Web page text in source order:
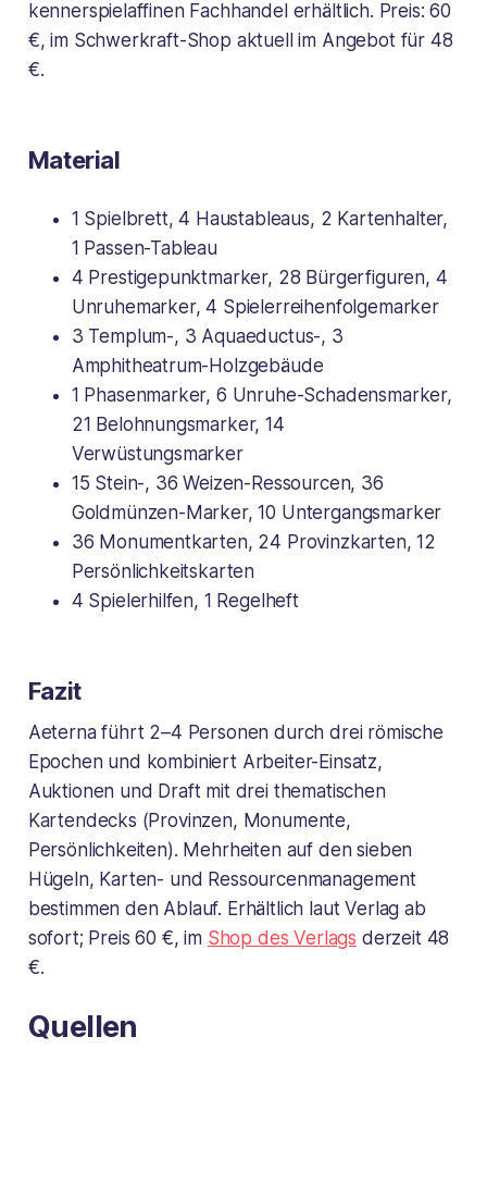
kennerspielaffinen Fachhandel erhältlich. Preis: 60
€, im Schwerkraft-Shop aktuell im Angebot für 48
€.
Material
1 Spielbrett, 4 Haustableaus, 2 Kartenhalter,
1 Passen-Tableau
4 Prestigepunktmarker, 28 Bürgerfiguren, 4
Unruhemarker, 4 Spielerreihenfolgemarker
3 Templum-, 3 Aquaeductus-, 3
Amphitheatrum-Holzgebäude
1 Phasenmarker, 6 Unruhe-Schadensmarker,
21 Belohnungsmarker, 14
Verwüstungsmarker
15 Stein-, 36 Weizen-Ressourcen, 36
Goldmünzen-Marker, 10 Untergangsmarker
36 Monumentkarten, 24 Provinzkarten, 12
Persönlichkeitskarten
4 Spielerhilfen, 1 Regelheft
Fazit
Aeterna führt 2–4 Personen durch drei römische
Epochen und kombiniert Arbeiter-Einsatz,
Auktionen und Draft mit drei thematischen
Kartendecks (Provinzen, Monumente,
Persönlichkeiten). Mehrheiten auf den sieben
Hügeln, Karten- und Ressourcenmanagement
bestimmen den Ablauf. Erhältlich laut Verlag ab
sofort; Preis 60 €, im Shop des Verlags derzeit 48
€.
Quellen